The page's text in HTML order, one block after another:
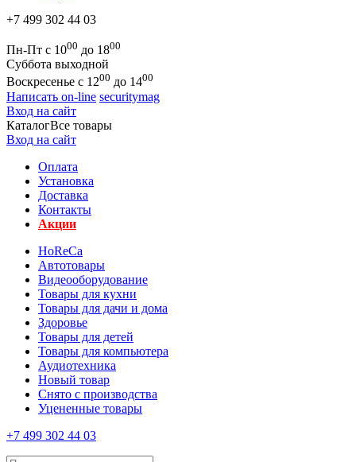
+7 499 302 44 03
Пн-Пт с 1000 до 1800
Суббота выходной
Воскресенье с 1200 до 1400
Написать on-line securitymag
Вход на сайт
КаталогВсе товары
Вход на сайт
Оплата
Установка
Доставка
Контакты
Акции
HoReCa
Автотовары
Видеооборудование
Товары для кухни
Товары для дачи и дома
Здоровье
Товары для детей
Товары для компьютера
Аудиотехника
Новый товар
Снято с производства
Уцененные товары
+7 499 302 44 03